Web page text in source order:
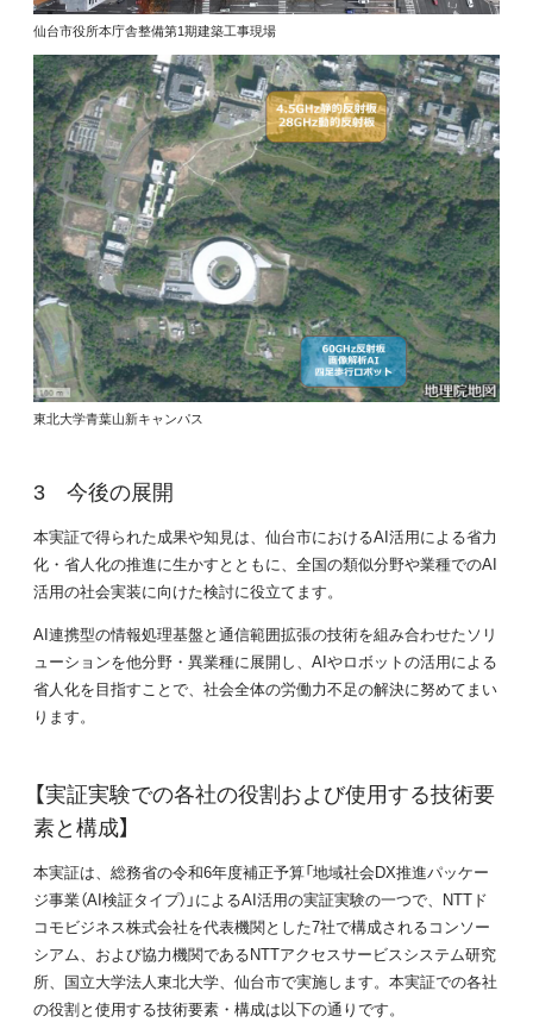
仙台市役所本庁舎整備第1期建築工事現場
東北大学青葉山新キャンパス
今後の展開
本実証で得られた成果や知見は、仙台市におけるAI活用による省力
化・省人化の推進に生かすとともに、全国の類似分野や業種でのAI
活用の社会実装に向けた検討に役立てます。
AI連携型の情報処理基盤と通信範囲拡張の技術を組み合わせたソリ
ューションを他分野・異業種に展開し、AIやロボットの活用による
省人化を目指すことで、社会全体の労働力不足の解決に努めてまい
ります。
【実証実験での各社の役割および使用する技術要
素と構成】
本実証は、総務省の令和6年度補正予算「地域社会DX推進パッケー
ジ事業（AI検証タイプ）」によるAI活用の実証実験の一つで、NTTド
コモビジネス株式会社を代表機関とした7社で構成されるコンソー
シアム、および協力機関であるNTTアクセスサービスシステム研究
所、国立大学法人東北大学、仙台市で実施します。本実証での各社
の役割と使用する技術要素・構成は以下の通りです。